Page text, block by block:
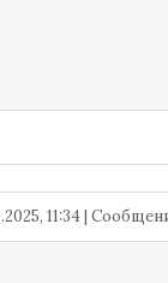
11:34 |